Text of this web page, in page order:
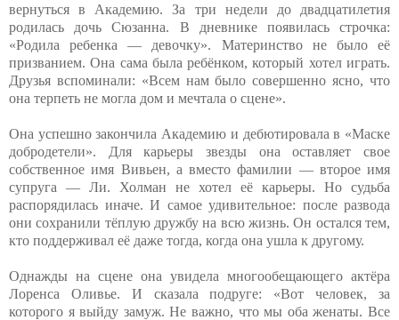
вернуться в Академию. За три недели до двадцатилетия
родилась дочь Сюзанна. В дневнике появилась строчка:
«Родила ребенка — девочку». Материнство не было её
призванием. Она сама была ребёнком, который хотел играть.
Друзья вспоминали: «Всем нам было совершенно ясно, что
она терпеть не могла дом и мечтала о сцене».
Она успешно закончила Академию и дебютировала в «Маске
добродетели». Для карьеры звезды она оставляет свое
собственное имя Вивьен, а вместо фамилии — второе имя
супруга — Ли. Холман не хотел её карьеры. Но судьба
распорядилась иначе. И самое удивительное: после развода
они сохранили тёплую дружбу на всю жизнь. Он остался тем,
кто поддерживал её даже тогда, когда она ушла к другому.
Однажды на сцене она увидела многообещающего актёра
Лоренса Оливье. И сказала подруге: «Вот человек, за
которого я выйду замуж. Не важно, что мы оба женаты. Все